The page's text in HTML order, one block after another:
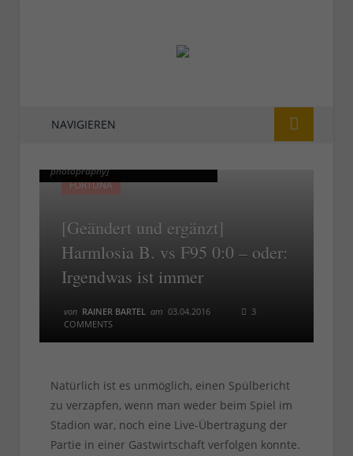
NAVIGIEREN
photopraphy]
FORTUNA
[Geändert und ergänzt]
Harmlosia B. vs F95 0:0 – oder:
Irgendwas ist immer
von RAINER BARTEL am 03.04.2016
3
COMMENTS
photopraphy]
Natürlich ist es unmöglich, einen Spülbericht
zu verzapfen, wenn man weder beim Spiel im
Stadion war, noch eine Live-Übertragung der
Partie in einer Gastwirtschaft verfolgen konnte.